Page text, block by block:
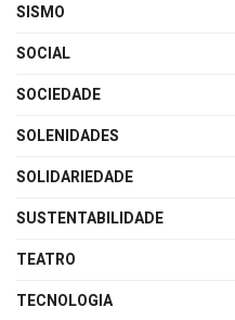
SISMO
SOCIAL
SOCIEDADE
SOLENIDADES
SOLIDARIEDADE
SUSTENTABILIDADE
TEATRO
TECNOLOGIA